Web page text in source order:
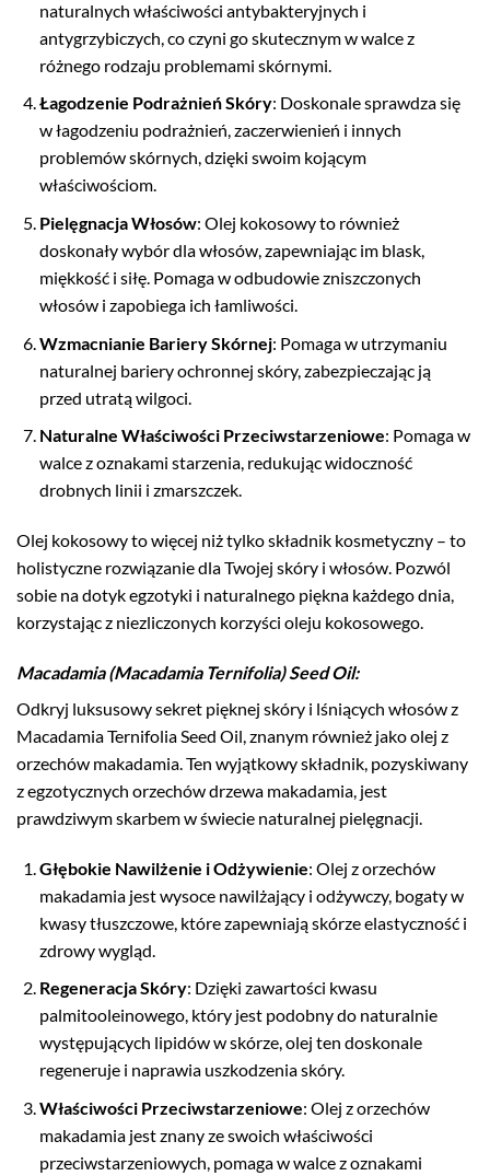
naturalnych właściwości antybakteryjnych i
antygrzybiczych, co czyni go skutecznym w walce z
różnego rodzaju problemami skórnymi.
Łagodzenie Podrażnień Skóry: Doskonale sprawdza się
w łagodzeniu podrażnień, zaczerwienień i innych
problemów skórnych, dzięki swoim kojącym
właściwościom.
Pielęgnacja Włosów: Olej kokosowy to również
doskonały wybór dla włosów, zapewniając im blask,
miękkość i siłę. Pomaga w odbudowie zniszczonych
włosów i zapobiega ich łamliwości.
Wzmacnianie Bariery Skórnej: Pomaga w utrzymaniu
naturalnej bariery ochronnej skóry, zabezpieczając ją
przed utratą wilgoci.
Naturalne Właściwości Przeciwstarzeniowe: Pomaga w
walce z oznakami starzenia, redukując widoczność
drobnych linii i zmarszczek.
Olej kokosowy to więcej niż tylko składnik kosmetyczny – to
holistyczne rozwiązanie dla Twojej skóry i włosów. Pozwól
sobie na dotyk egzotyki i naturalnego piękna każdego dnia,
korzystając z niezliczonych korzyści oleju kokosowego.
Macadamia (Macadamia Ternifolia) Seed Oil:
Odkryj luksusowy sekret pięknej skóry i lśniących włosów z
Macadamia Ternifolia Seed Oil, znanym również jako olej z
orzechów makadamia. Ten wyjątkowy składnik, pozyskiwany
z egzotycznych orzechów drzewa makadamia, jest
prawdziwym skarbem w świecie naturalnej pielęgnacji.
Głębokie Nawilżenie i Odżywienie: Olej z orzechów
makadamia jest wysoce nawilżający i odżywczy, bogaty w
kwasy tłuszczowe, które zapewniają skórze elastyczność i
zdrowy wygląd.
Regeneracja Skóry: Dzięki zawartości kwasu
palmitooleinowego, który jest podobny do naturalnie
występujących lipidów w skórze, olej ten doskonale
regeneruje i naprawia uszkodzenia skóry.
Właściwości Przeciwstarzeniowe: Olej z orzechów
makadamia jest znany ze swoich właściwości
przeciwstarzeniowych, pomaga w walce z oznakami